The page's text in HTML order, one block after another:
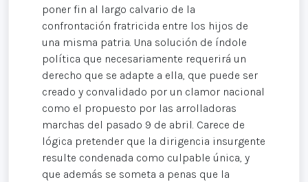
poner fin al largo calvario de la
confrontación fratricida entre los hijos de
una misma patria. Una solución de índole
política que necesariamente requerirá un
derecho que se adapte a ella, que puede ser
creado y convalidado por un clamor nacional
como el propuesto por las arrolladoras
marchas del pasado 9 de abril. Carece de
lógica pretender que la dirigencia insurgente
resulte condenada como culpable única, y
que además se someta a penas que la